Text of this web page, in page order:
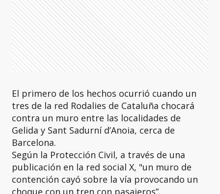
El primero de los hechos ocurrió cuando un
tres de la red Rodalies de Cataluña chocará
contra un muro entre las localidades de
Gelida y Sant Sadurní d’Anoia, cerca de
Barcelona.
Según la Protección Civil, a través de una
publicación en la red social X, "un muro de
contención cayó sobre la vía provocando un
choque con un tren con pasajeros”.